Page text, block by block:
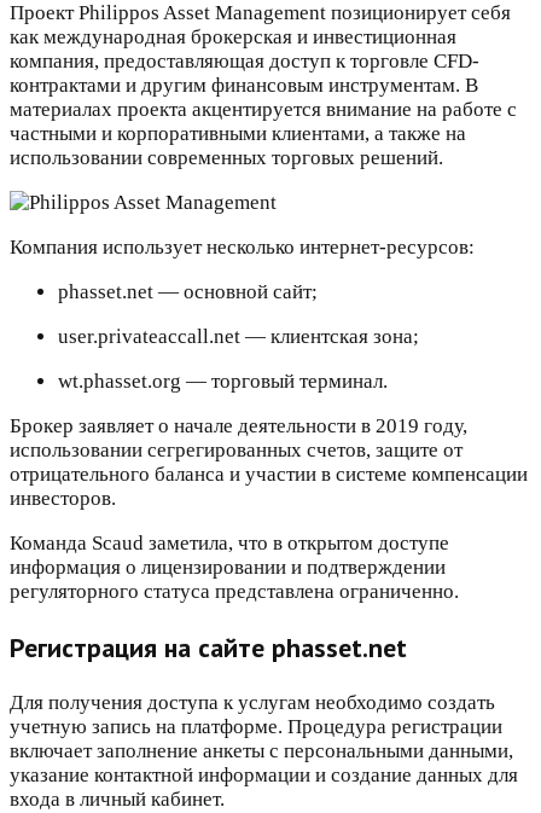
Проект Philippos Asset Management позиционирует себя
как международная брокерская и инвестиционная
компания, предоставляющая доступ к торговле CFD-
контрактами и другим финансовым инструментам. В
материалах проекта акцентируется внимание на работе с
частными и корпоративными клиентами, а также на
использовании современных торговых решений.
Компания использует несколько интернет-ресурсов:
phasset.net — основной сайт;
user.privateaccall.net — клиентская зона;
wt.phasset.org — торговый терминал.
Брокер заявляет о начале деятельности в 2019 году,
использовании сегрегированных счетов, защите от
отрицательного баланса и участии в системе компенсации
инвесторов.
Команда Scaud заметила, что в открытом доступе
информация о лицензировании и подтверждении
регуляторного статуса представлена ограниченно.
Регистрация на сайте phasset.net
Для получения доступа к услугам необходимо создать
учетную запись на платформе. Процедура регистрации
включает заполнение анкеты с персональными данными,
указание контактной информации и создание данных для
входа в личный кабинет.